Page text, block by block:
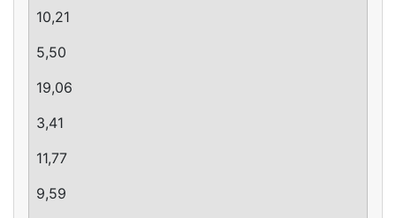
10,21
5,50
19,06
3,41
11,77
9,59